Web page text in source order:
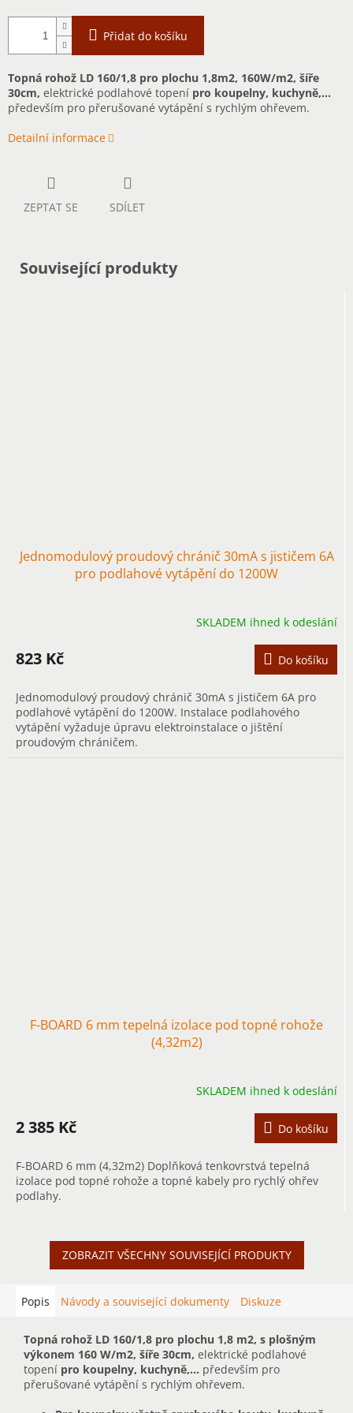
Přidat do košíku
Topná rohož LD 160/1,8 pro plochu 1,8m2, 160W/m2, šíře
30cm, elektrické podlahové topení pro koupelny, kuchyně,...
především pro přerušované vytápění s rychlým ohřevem.
Detailní informace
ZEPTAT SE SDÍLET
Související produkty
Jednomodulový proudový chránič 30mA s jističem 6A
pro podlahové vytápění do 1200W
SKLADEM ihned k odeslání
823 Kč Do košíku
Jednomodulový proudový chránič 30mA s jističem 6A pro
podlahové vytápění do 1200W. Instalace podlahového
vytápění vyžaduje úpravu elektroinstalace o jištění
proudovým chráničem.
F-BOARD 6 mm tepelná izolace pod topné rohože
(4,32m2)
SKLADEM ihned k odeslání
2 385 Kč Do košíku
F-BOARD 6 mm (4,32m2) Doplňková tenkovrstvá tepelná
izolace pod topné rohože a topné kabely pro rychlý ohřev
podlahy.
ZOBRAZIT VŠECHNY SOUVISEJÍCÍ PRODUKTY
Popis Návody a související dokumenty Diskuze
Topná rohož LD 160/1,8 pro plochu 1,8 m2, s plošným
výkonem 160 W/m2, šíře 30cm, elektrické podlahové
topení pro koupelny, kuchyně,... především pro
přerušované vytápění s rychlým ohřevem.